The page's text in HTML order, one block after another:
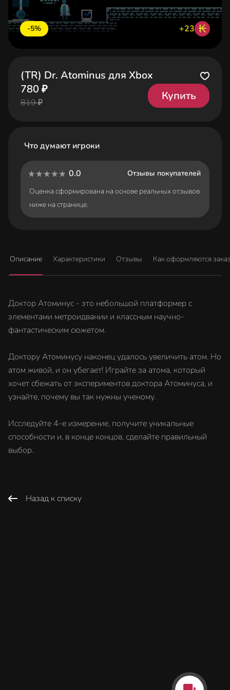
-5% +23 ₭
(TR) Dr. Atominus для Xbox
780 ₽
819 ₽
Купить
Что думают игроки
0.0
Отзывы покупателей
Оценка сформирована на основе реальных отзывов
ниже на странице.
Описание Характеристики Отзывы Как оформляются
Доктор Атоминус - это небольшой платформер с
элементами метроидвании и классным научно-
фантастическим сюжетом.
Доктору Атоминусу наконец удалось увеличить атом. Но
атом живой, и он убегает! Играйте за атома, который
хочет сбежать от экспериментов доктора Атоминуса, и
узнайте, почему вы так нужны ученому.
Исследуйте 4-е измерение, получите уникальные
способности и, в конце концов, сделайте правильный
выбор.
Назад к списку